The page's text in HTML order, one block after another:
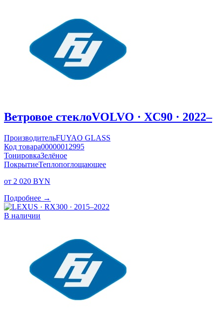
Ветровое стеклоVOLVO · XC90 · 2022–
ПроизводительFUYAO GLASS
Код товара00000012995
ТонировкаЗелёное
ПокрытиеТеплопоглощающее
от 2 020 BYN
Подробнее →
В наличии